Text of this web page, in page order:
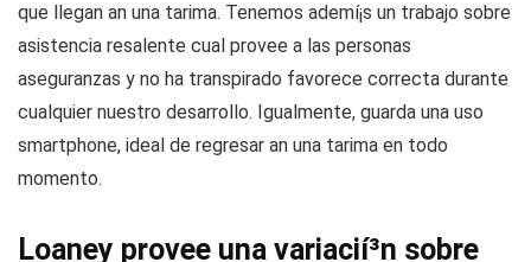
que llegan an una tarima. Tenemos ademí¡s un trabajo sobre
asistencia resalente cual provee a las personas
aseguranzas y no ha transpirado favorece correcta durante
cualquier nuestro desarrollo. Igualmente, guarda una uso
smartphone, ideal de regresar an una tarima en todo
momento.
Loaney provee una variacií³n sobre